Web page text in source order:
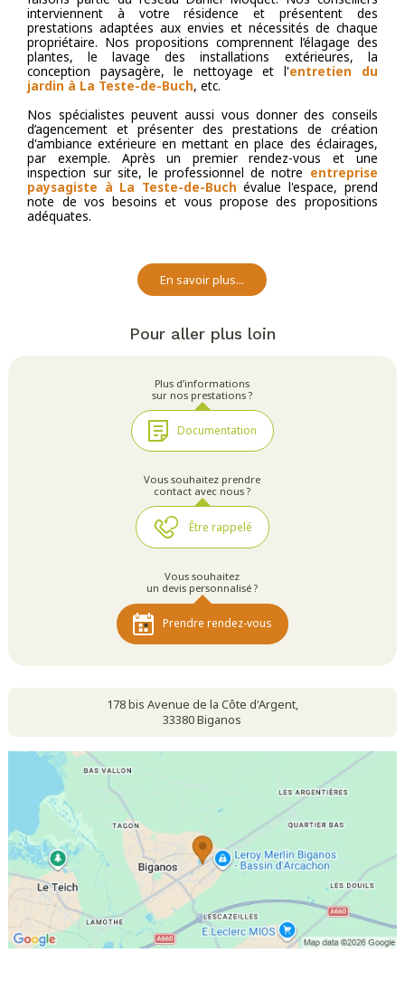
interviennent à votre résidence et présentent des
prestations adaptées aux envies et nécessités de chaque
propriétaire. Nos propositions comprennent l’élagage des
plantes, le lavage des installations extérieures, la
conception paysagère, le nettoyage et l'entretien du
jardin à La Teste-de-Buch, etc.
Nos spécialistes peuvent aussi vous donner des conseils
d’agencement et présenter des prestations de création
d'ambiance extérieure en mettant en place des éclairages,
par exemple. Après un premier rendez-vous et une
inspection sur site, le professionnel de notre entreprise
paysagiste à La Teste-de-Buch évalue l'espace, prend
note de vos besoins et vous propose des propositions
adéquates.
En savoir plus...
Pour aller plus loin
Plus d’informations
sur nos prestations ?
Documentation
Vous souhaitez prendre
contact avec nous ?
Être rappelé
Vous souhaitez
un devis personnalisé ?
Prendre rendez-vous
178 bis Avenue de la Côte d'Argent,
33380 Biganos